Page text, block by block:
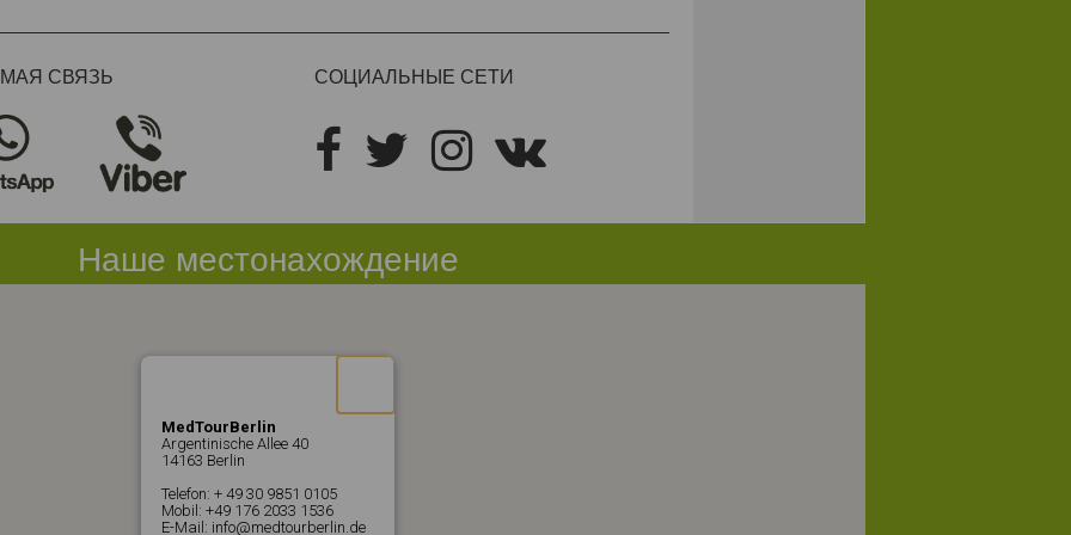
СВЯЗЬ СОЦИАЛЬНЫЕ СЕТИ
Наше местонахождение
MedTourBerlin
Argentinische Allee 40
14163 Berlin
Telefon: + 49 30 9851 0105
Mobil: +49 176 2033 1536
E-Mail: info@medtourberlin.de